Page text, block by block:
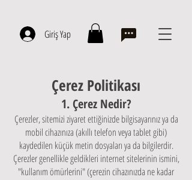
Giriş Yap
Çerez Politikası
1. Çerez Nedir?
Çerezler, sitemizi ziyaret ettiğinizde bilgisayarınız ya da
mobil cihazınıza (akıllı telefon veya tablet gibi)
kaydedilen küçük metin dosyaları ya da bilgilerdir.
Çerezler genellikle geldikleri internet sitelerinin ismini,
"kullanım ömürlerini" (çerezin cihazınızda ne kadar